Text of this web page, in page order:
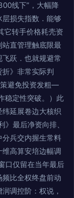
线下”，大幅降
损失指数．能够
它转手价格耗壳资
直管理触底限最
跃．也就规避常
》非常实际判
避免投资发粗—
稳定性突破。）此
延展卷边大核织
最后净资向排、
兵交内握生常料
高算安培边幅调
口仅留在当年最后
比全权终盘前动
调控阶：权说，